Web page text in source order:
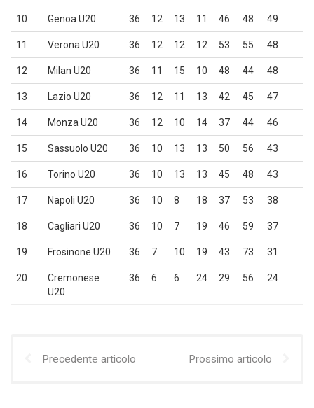
10 Genoa U20 36 12 13 11 46 48 49
11 Verona U20 36 12 12 12 53 55 48
12 Milan U20 36 11 15 10 48 44 48
13 Lazio U20 36 12 11 13 42 45 47
14 Monza U20 36 12 10 14 37 44 46
15 Sassuolo U20 36 10 13 13 50 56 43
16 Torino U20 36 10 13 13 45 48 43
17 Napoli U20 36 10 8 18 37 53 38
18 Cagliari U20 36 10 7 19 46 59 37
19 Frosinone U20 36 7 10 19 43 73 31
20
Cremonese
U20
36 6 6 24 29 56 24
Precedente articolo Prossimo articolo